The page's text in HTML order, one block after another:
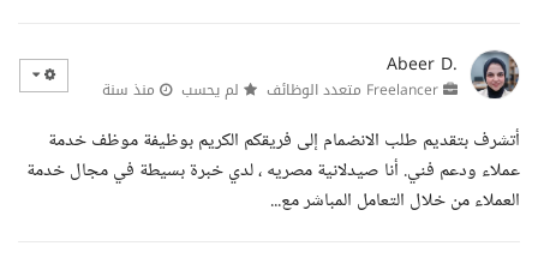
Abeer D.
لم يحسب منذ سنة
أتشرف بتقديم طلب الانضمام إلى فريقكم الكريم بوظيفة موظف خدمة
عملاء ودعم فني. أنا صيدلانية مصريه ، لدي خبرة بسيطة في مجال خدمة
العملاء من خلال التعامل المباشر مع...